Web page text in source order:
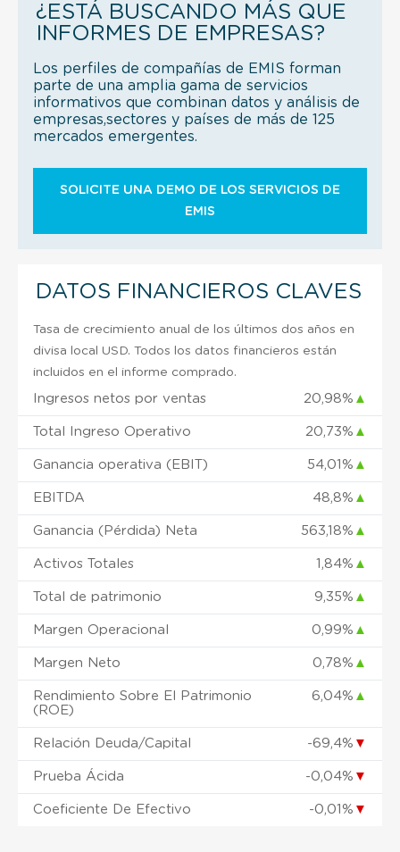
¿ESTÁ BUSCANDO MÁS QUE
INFORMES DE EMPRESAS?
Los perfiles de compañías de EMIS forman
parte de una amplia gama de servicios
informativos que combinan datos y análisis de
empresas,sectores y países de más de 125
mercados emergentes.
SOLICITE UNA DEMO DE LOS SERVICIOS DE
EMIS
DATOS FINANCIEROS CLAVES
Tasa de crecimiento anual de los últimos dos años en
divisa local USD. Todos los datos financieros están
incluidos en el informe comprado.
Ingresos netos por ventas 20,98% ▲
Total Ingreso Operativo 20,73% ▲
Ganancia operativa (EBIT) 54,01% ▲
EBITDA 48,8% ▲
Ganancia (Pérdida) Neta 563,18% ▲
Activos Totales 1,84% ▲
Total de patrimonio 9,35% ▲
Margen Operacional 0,99% ▲
Margen Neto 0,78% ▲
Rendimiento Sobre El Patrimonio
(ROE)
6,04% ▲
Relación Deuda/Capital -69,4% ▼
Prueba Ácida -0,04% ▼
Coeficiente De Efectivo -0,01% ▼